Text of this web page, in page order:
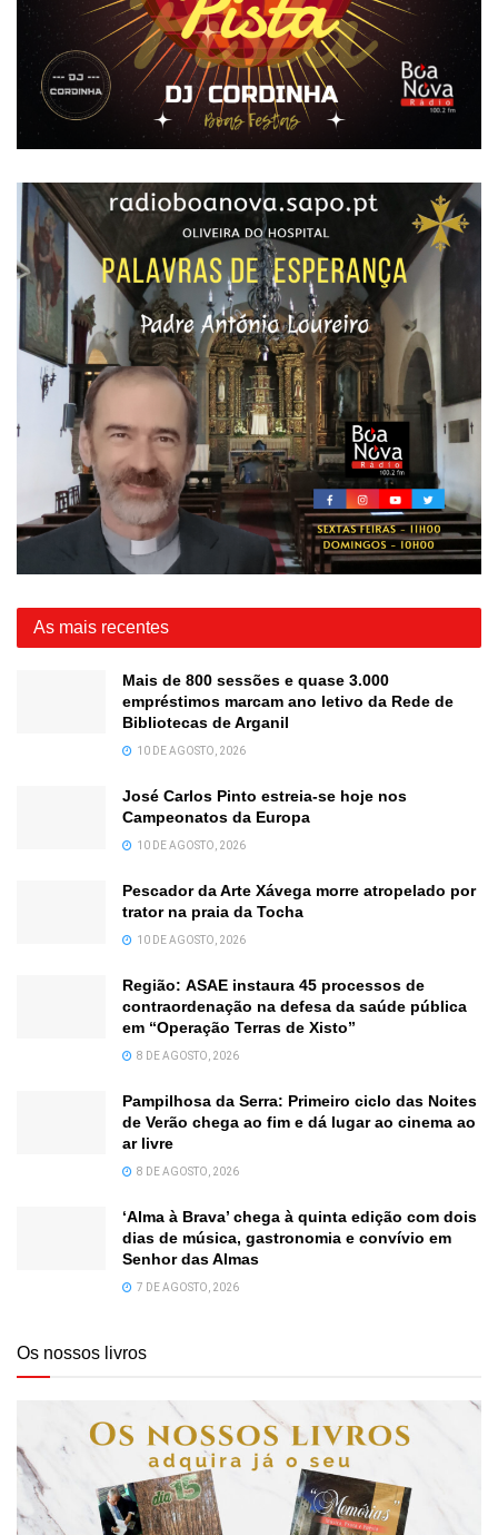
As mais recentes
Mais de 800 sessões e quase 3.000
empréstimos marcam ano letivo da Rede de
Bibliotecas de Arganil
10 DE AGOSTO, 2026
José Carlos Pinto estreia-se hoje nos
Campeonatos da Europa
10 DE AGOSTO, 2026
Pescador da Arte Xávega morre atropelado por
trator na praia da Tocha
10 DE AGOSTO, 2026
Região: ASAE instaura 45 processos de
contraordenação na defesa da saúde pública
em “Operação Terras de Xisto”
8 DE AGOSTO, 2026
Pampilhosa da Serra: Primeiro ciclo das Noites
de Verão chega ao fim e dá lugar ao cinema ao
ar livre
8 DE AGOSTO, 2026
‘Alma à Brava’ chega à quinta edição com dois
dias de música, gastronomia e convívio em
Senhor das Almas
7 DE AGOSTO, 2026
Os nossos livros